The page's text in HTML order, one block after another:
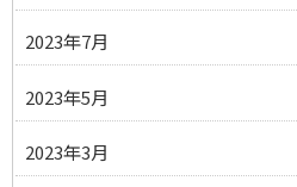
2023年7月
2023年5月
2023年3月